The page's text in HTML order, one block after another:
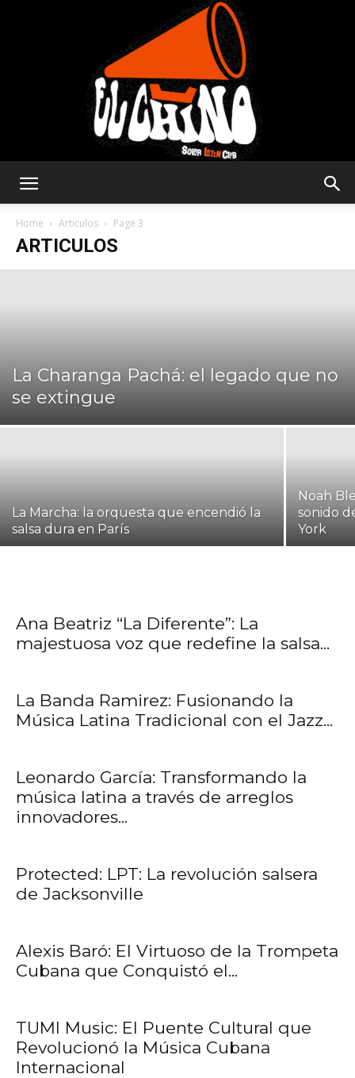
Latin
Home Articulos Page 3
ARTICULOS
La Charanga Pachá: el legado que no
se extingue
La Marcha: la orquesta que encendió la
salsa dura en París
Noah
sonido
York
Ana Beatriz “La Diferente”: La
majestuosa voz que redefine la salsa...
La Banda Ramirez: Fusionando la
Música Latina Tradicional con el Jazz...
Leonardo García: Transformando la
música latina a través de arreglos
innovadores...
Protected: LPT: La revolución salsera
de Jacksonville
Alexis Baró: El Virtuoso de la Trompeta
Cubana que Conquistó el...
TUMI Music: El Puente Cultural que
Revolucionó la Música Cubana
Internacional